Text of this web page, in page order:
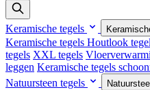
Keramische tegels
Keramische tegels Houtlook
tegels XXL tegels
leggen Keramische tegels
Natuursteen tegels